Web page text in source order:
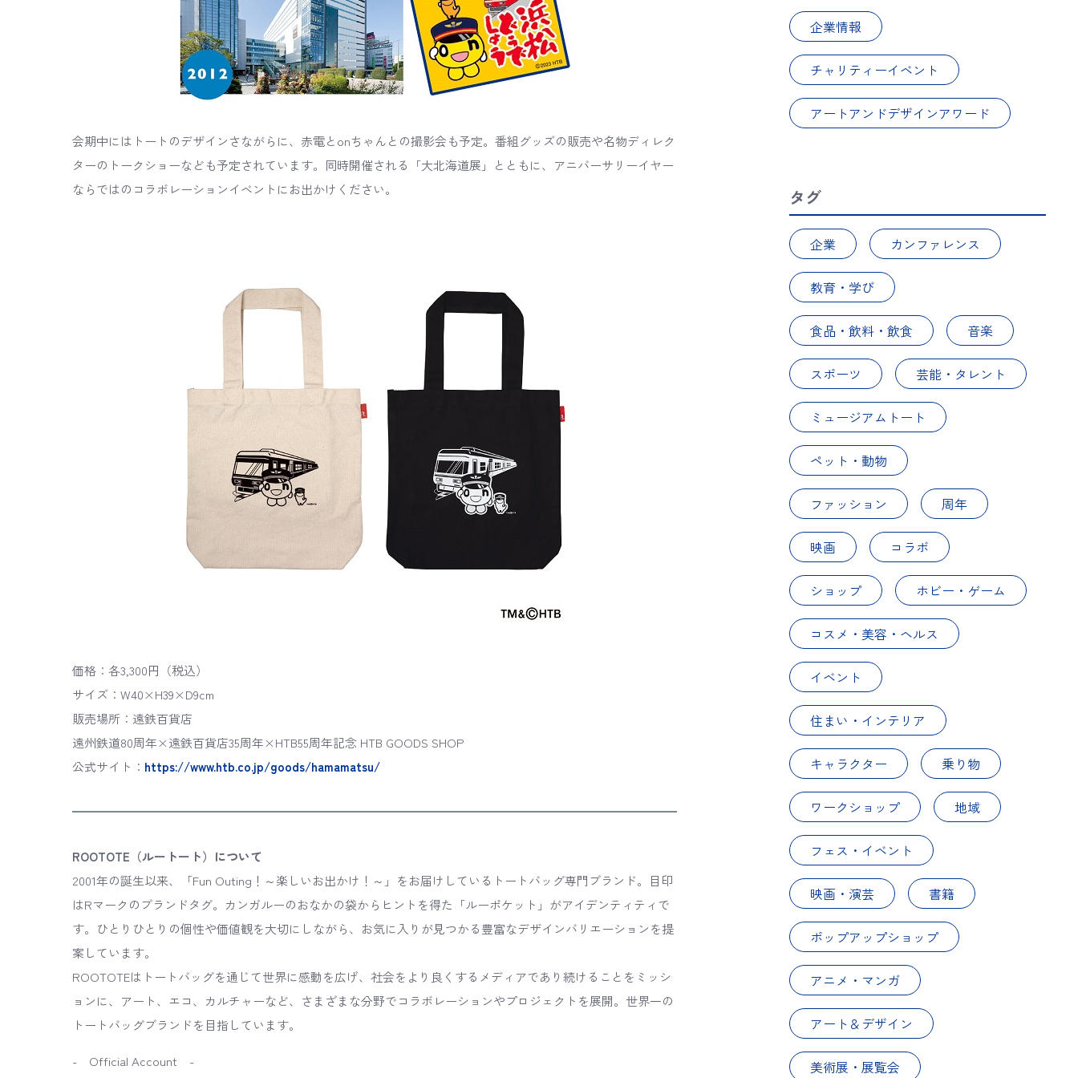
会期中にはトートのデザインさながらに、赤電とonちゃんとの撮影会も予定。番組グッズの販売や名物ディレク
ターのトークショーなども予定されています。同時開催される「大北海道展」とともに、アニバーサリーイヤー
ならではのコラボレーションイベントにお出かけください。
価格：各3,300円（税込）
サイズ：W40×H39×D9cm
販売場所：遠鉄百貨店
遠州鉄道80周年×遠鉄百貨店35周年×HTB55周年記念 HTB GOODS SHOP
公式サイト： https://www.htb.co.jp/goods/hamamatsu/
ROOTOTE（ルートート）について
2001年の誕生以来、「Fun Outing！～楽しいお出かけ！～」をお届けしているトートバッグ専門ブランド。目印
はRマークのブランドタグ。カンガルーのおなかの袋からヒントを得た「ルーポケット」がアイデンティティで
す。ひとりひとりの個性や価値観を大切にしながら、お気に入りが見つかる豊富なデザインバリエーションを提
案しています。
ROOTOTEはトートバッグを通じて世界に感動を広げ、社会をより良くするメディアであり続けることをミッシ
ョンに、アート、エコ、カルチャーなど、さまざまな分野でコラボレーションやプロジェクトを展開。世界一の
トートバッグブランドを目指しています。
- Official Account -
企業情報
チャリティーイベント
アートアンドデザインアワード
タグ
企業 カンファレンス
教育・学び
食品・飲料・飲食 音楽
スポーツ 芸能・タレント
ミュージアムトート
ペット・動物
ファッション 周年
映画 コラボ
ショップ ホビー・ゲーム
コスメ・美容・ヘルス
イベント
住まい・インテリア
キャラクター 乗り物
ワークショップ 地域
フェス・イベント
映画・演芸 書籍
ポップアップショップ
アニメ・マンガ
アート＆デザイン
美術展・展覧会